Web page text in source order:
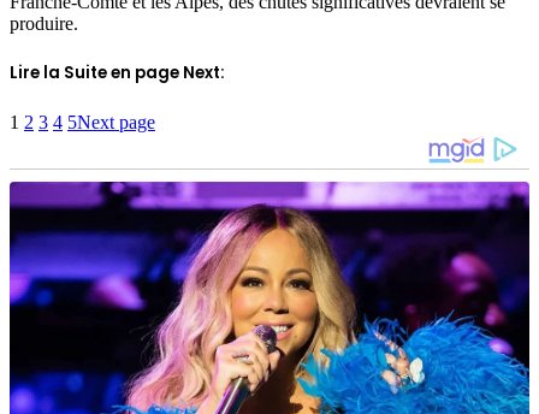
produire.
Lire la Suite en page Next:
1 2 3 4 5Next page